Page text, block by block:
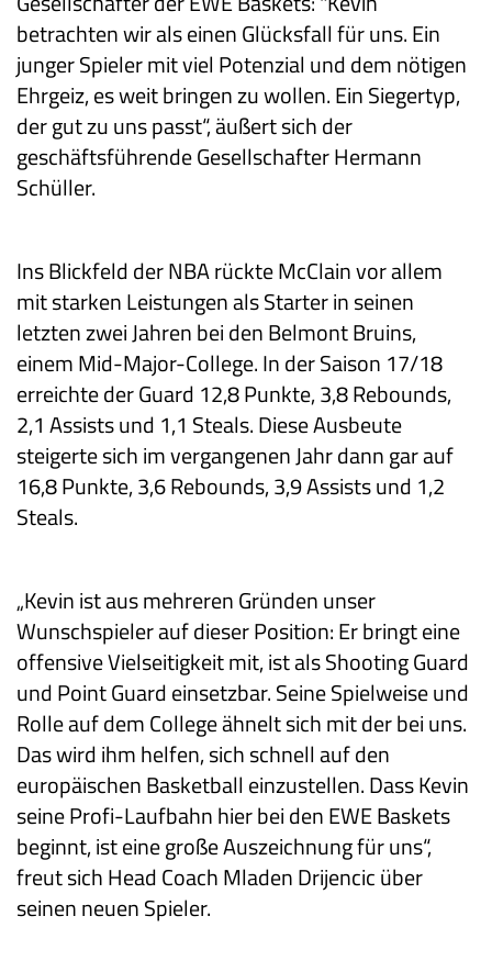
betrachten wir als einen Glücksfall für uns. Ein
junger Spieler mit viel Potenzial und dem nötigen
Ehrgeiz, es weit bringen zu wollen. Ein Siegertyp,
der gut zu uns passt“, äußert sich der
geschäftsführende Gesellschafter Hermann
Schüller.
Ins Blickfeld der NBA rückte McClain vor allem
mit starken Leistungen als Starter in seinen
letzten zwei Jahren bei den Belmont Bruins,
einem Mid-Major-College. In der Saison 17/18
erreichte der Guard 12,8 Punkte, 3,8 Rebounds,
2,1 Assists und 1,1 Steals. Diese Ausbeute
steigerte sich im vergangenen Jahr dann gar auf
16,8 Punkte, 3,6 Rebounds, 3,9 Assists und 1,2
Steals.
„Kevin ist aus mehreren Gründen unser
Wunschspieler auf dieser Position: Er bringt eine
offensive Vielseitigkeit mit, ist als Shooting Guard
und Point Guard einsetzbar. Seine Spielweise und
Rolle auf dem College ähnelt sich mit der bei uns.
Das wird ihm helfen, sich schnell auf den
europäischen Basketball einzustellen. Dass Kevin
seine Profi-Laufbahn hier bei den EWE Baskets
beginnt, ist eine große Auszeichnung für uns“,
freut sich Head Coach Mladen Drijencic über
seinen neuen Spieler.